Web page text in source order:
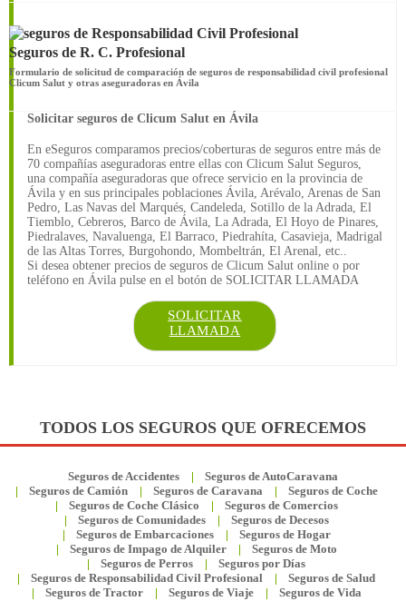
Seguros de R. C. Profesional
Formulario de solicitud de comparación de seguros de responsabilidad civil profesional
Clicum Salut y otras aseguradoras en Ávila
Solicitar seguros de Clicum Salut en Ávila
En eSeguros comparamos precios/coberturas de seguros entre más de
70 compañías aseguradoras entre ellas con Clicum Salut Seguros,
una compañía aseguradoras que ofrece servicio en la provincia de
Ávila y en sus principales poblaciones Ávila, Arévalo, Arenas de San
Pedro, Las Navas del Marqués, Candeleda, Sotillo de la Adrada, El
Tiemblo, Cebreros, Barco de Ávila, La Adrada, El Hoyo de Pinares,
Piedralaves, Navaluenga, El Barraco, Piedrahíta, Casavieja, Madrigal
de las Altas Torres, Burgohondo, Mombeltrán, El Arenal, etc..
Si desea obtener precios de seguros de Clicum Salut online o por
teléfono en Ávila pulse en el botón de SOLICITAR LLAMADA
SOLICITAR
LLAMADA
TODOS LOS SEGUROS QUE OFRECEMOS
Seguros de Accidentes
Seguros de AutoCaravana
Seguros de Camión
Seguros de Caravana
Seguros de Coche
Seguros de Coche Clásico
Seguros de Comercios
Seguros de Comunidades
Seguros de Decesos
Seguros de Embarcaciones
Seguros de Hogar
Seguros de Impago de Alquiler
Seguros de Moto
Seguros de Perros
Seguros por Días
Seguros de Responsabilidad Civil Profesional
Seguros de Salud
Seguros de Tractor
Seguros de Viaje Seguros de Vida